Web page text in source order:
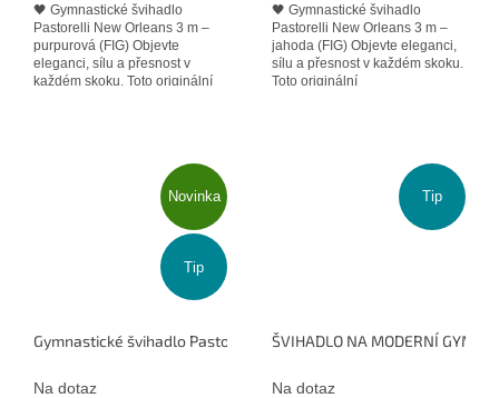
🖤 Gymnastické švihadlo
Pastorelli New Orleans 3 m –
purpurová (FIG) Objevte
eleganci, sílu a přesnost v
každém skoku. Toto originální
🖤 Gymnastické švihadlo
Pastorelli New Orleans 3 m –
jahoda (FIG) Objevte eleganci,
sílu a přesnost v každém skoku.
Toto originální
Novinka
Tip
Gymnastické švihadlo Pastorelli 3m New Orleans černé 00104 FIG
Na dotaz
Tip
ŠVIHADLO NA MODERNÍ
Na dotaz